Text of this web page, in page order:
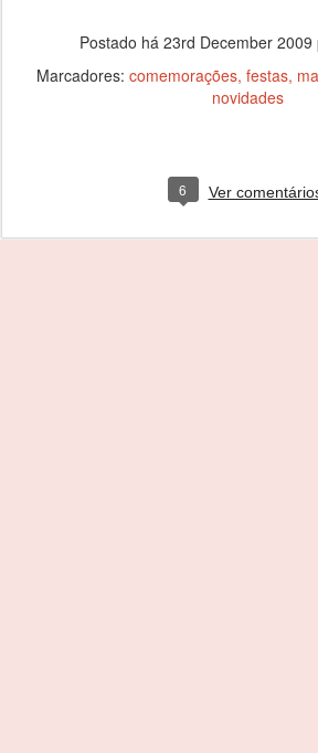
Postado há 23rd December 2009
Marcadores: comemorações festas
novidades
6 Ver